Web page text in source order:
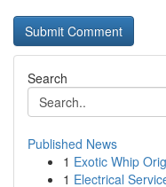
Search
Published News
1 Exotic Whip
1 Electrical